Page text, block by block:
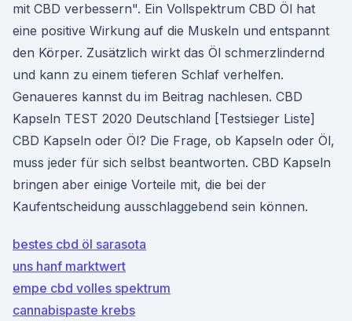
mit CBD verbessern". Ein Vollspektrum CBD Öl hat
eine positive Wirkung auf die Muskeln und entspannt
den Körper. Zusätzlich wirkt das Öl schmerzlindernd
und kann zu einem tieferen Schlaf verhelfen.
Genaueres kannst du im Beitrag nachlesen. CBD
Kapseln TEST 2020 Deutschland [Testsieger Liste]
CBD Kapseln oder Öl? Die Frage, ob Kapseln oder Öl,
muss jeder für sich selbst beantworten. CBD Kapseln
bringen aber einige Vorteile mit, die bei der
Kaufentscheidung ausschlaggebend sein können.
bestes cbd öl sarasota
uns hanf marktwert
empe cbd volles spektrum
cannabispaste krebs